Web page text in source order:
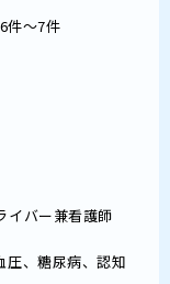
件～7件
イバー兼看護師
圧、糖尿病、認知